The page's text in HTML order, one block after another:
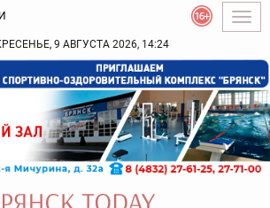
9 АВГУСТА 2026, 14:24